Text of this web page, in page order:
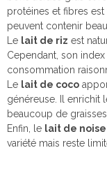
protéines et fibres
peuvent contenir
Le lait de riz est
Cependant, son
consommation
Le lait de coco
généreuse. Il enrichit
beaucoup de
Enfin, le lait de
variété mais reste